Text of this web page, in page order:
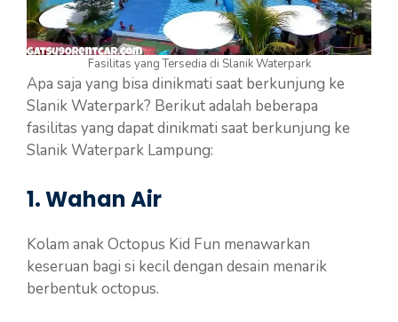
Fasilitas yang Tersedia di Slanik Waterpark
Apa saja yang bisa dinikmati saat berkunjung ke
Slanik Waterpark? Berikut adalah beberapa
fasilitas yang dapat dinikmati saat berkunjung ke
Slanik Waterpark Lampung:
1. Wahan Air
Kolam anak Octopus Kid Fun menawarkan
keseruan bagi si kecil dengan desain menarik
berbentuk octopus.